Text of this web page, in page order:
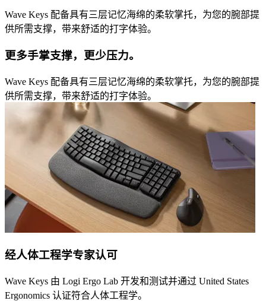
Wave Keys 配备具有三层记忆海绵的柔软掌托，为您的腕部提
供所需支撑，带来舒适的打字体验。
更多手掌支撑，更少压力。
Wave Keys 配备具有三层记忆海绵的柔软掌托，为您的腕部提
供所需支撑，带来舒适的打字体验。
经人体工程学专家认可
Wave Keys 由 Logi Ergo Lab 开发和测试并通过 United States
Ergonomics 认证符合人体工程学。